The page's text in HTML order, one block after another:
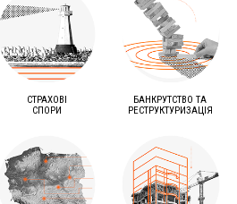
СТРАХОВІ
СПОРИ
БАНКРУТСТВО ТА
РЕСТРУКТУРИЗАЦІЯ